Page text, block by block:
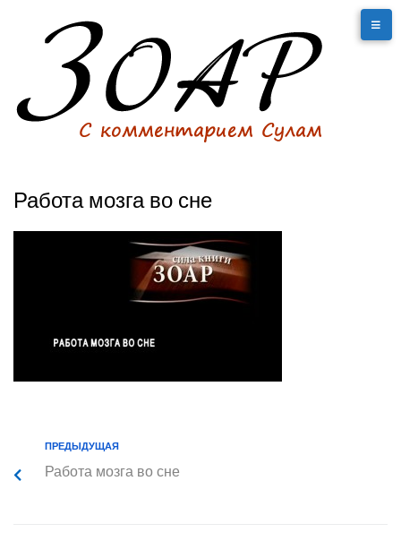
Работа мозга во сне
ПРЕДЫДУЩАЯ
Работа мозга во сне